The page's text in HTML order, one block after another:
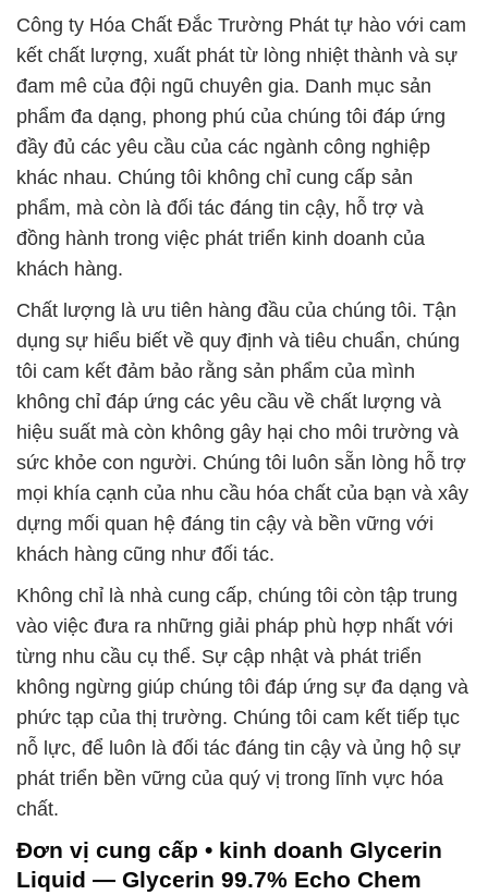
Công ty Hóa Chất Đắc Trường Phát tự hào với cam
kết chất lượng, xuất phát từ lòng nhiệt thành và sự
đam mê của đội ngũ chuyên gia. Danh mục sản
phẩm đa dạng, phong phú của chúng tôi đáp ứng
đầy đủ các yêu cầu của các ngành công nghiệp
khác nhau. Chúng tôi không chỉ cung cấp sản
phẩm, mà còn là đối tác đáng tin cậy, hỗ trợ và
đồng hành trong việc phát triển kinh doanh của
khách hàng.
Chất lượng là ưu tiên hàng đầu của chúng tôi. Tận
dụng sự hiểu biết về quy định và tiêu chuẩn, chúng
tôi cam kết đảm bảo rằng sản phẩm của mình
không chỉ đáp ứng các yêu cầu về chất lượng và
hiệu suất mà còn không gây hại cho môi trường và
sức khỏe con người. Chúng tôi luôn sẵn lòng hỗ trợ
mọi khía cạnh của nhu cầu hóa chất của bạn và xây
dựng mối quan hệ đáng tin cậy và bền vững với
khách hàng cũng như đối tác.
Không chỉ là nhà cung cấp, chúng tôi còn tập trung
vào việc đưa ra những giải pháp phù hợp nhất với
từng nhu cầu cụ thể. Sự cập nhật và phát triển
không ngừng giúp chúng tôi đáp ứng sự đa dạng và
phức tạp của thị trường. Chúng tôi cam kết tiếp tục
nỗ lực, để luôn là đối tác đáng tin cậy và ủng hộ sự
phát triển bền vững của quý vị trong lĩnh vực hóa
chất.
Đơn vị cung cấp • kinh doanh Glycerin
Liquid — Glycerin 99.7% Echo Chem